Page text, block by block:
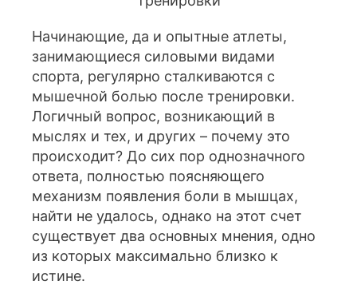
Начинающие, да и опытные атлеты,
занимающиеся силовыми видами
спорта, регулярно сталкиваются с
мышечной болью после тренировки.
Логичный вопрос, возникающий в
мыслях и тех, и других – почему это
происходит? До сих пор однозначного
ответа, полностью поясняющего
механизм появления боли в мышцах,
найти не удалось, однако на этот счет
существует два основных мнения, одно
из которых максимально близко к
истине.